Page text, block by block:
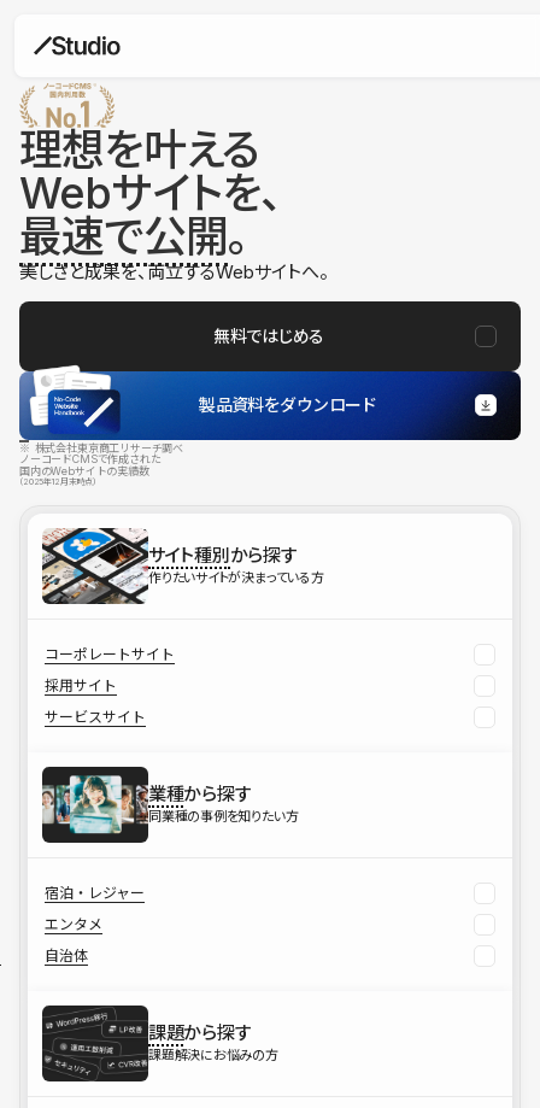
理想を叶える
Webサイトを、
最速で公開。
美しさと成果を、両立するWebサイトへ。
無料ではじめる
製品資料をダウンロード
※ 株式会社東京商工リサーチ調べ
ノーコードCMSで作成された
国内のWebサイトの実績数
（2025年12月末時点）
サイト種別から探す
作りたいサイトが決まっている方
コーポレートサイト
採用サイト
サービスサイト
業種から探す
同業種の事例を知りたい方
宿泊・レジャー
エンタメ
自治体
課題から探す
課題解決にお悩みの方